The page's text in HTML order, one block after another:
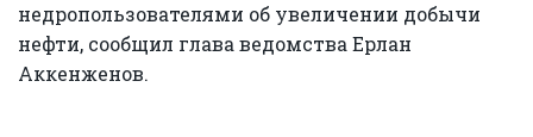
недропользователями об увеличении добычи
нефти, сообщил глава ведомства Ерлан
Аккенженов.